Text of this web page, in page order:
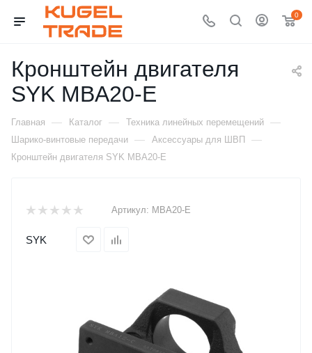
0
Кронштейн двигателя
SYK MBA20-E
Главная — Каталог — Техника линейных перемещений —
Шарико-винтовые передачи — Аксессуары для ШВП —
Кронштейн двигателя SYK MBA20-E
Артикул: MBA20-E
SYK